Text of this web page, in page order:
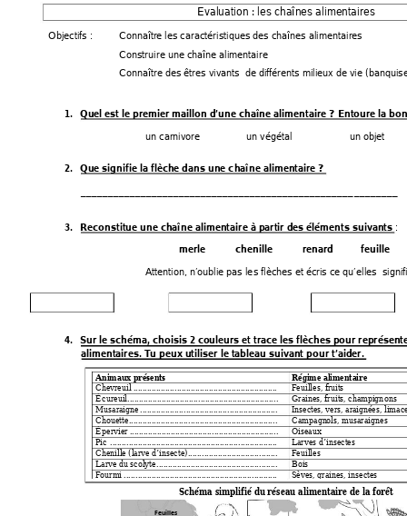
Animaux présents Régime alimentaire
Chevreuil...............................................................
Feuilles, fruits
Écureuil.................................................................. Graines, fruits, champignons
Musaraigne............................................................
Insectes, vers, araignées,
Chouette................................................................. Campagnols, musaraignes
Épervier.................................................................
Oiseaux
Pic .........................................................................
Larves d’insectes
Chenille (larve d’insecte).......................................
Feuilles
Larve du scolyte.....................................................
Bois
Fourmi................................................................... Sèves, graines, insectes
Evaluation : les chaînes alimentaires
Objectifs : Connaître les caractéristiques des chaînes alimentaires
Construire une chaîne alimentaire
Connaître des êtres vivants  de différents milieux de vie
1. Quel est le premier maillon d’une chaîne alimentaire ? Entoure la
un carnivore un végétal                     un objet
2. Que signifie la flèche dans une chaîne alimentaire ?
3. Reconstitue une chaîne alimentaire à partir des éléments suivants :
merle chenille renard feuille
Attention, n’oublie pas les flèches et écris ce qu’elles
4. Sur le schéma, choisis 2 couleurs et trace lesflèches pour
alimentaires. Tu peux utiliser le tableau suivant pour t’aider.
Schéma simplifié du réseau alimentaire de la forêt
Feuilles